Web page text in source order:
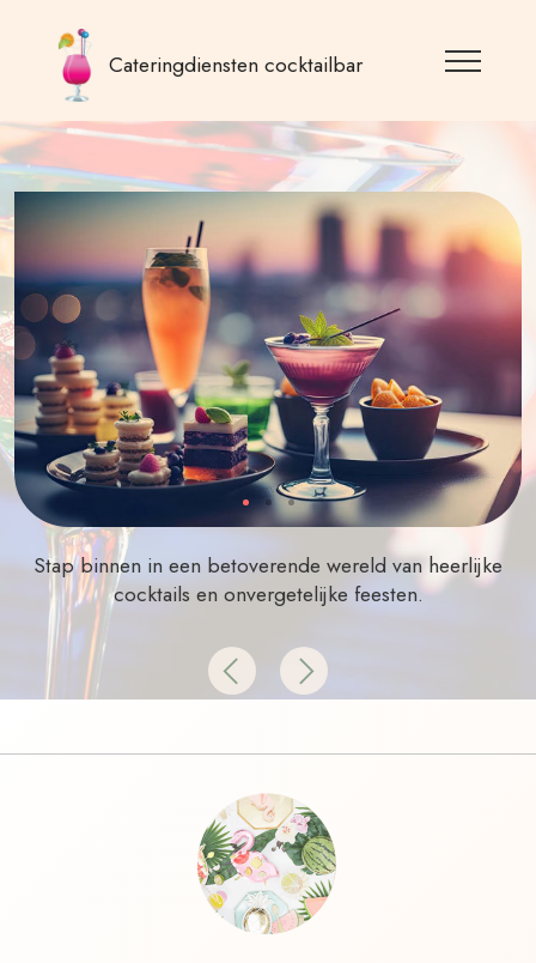
Cateringdiensten cocktailbar
Stap binnen in een betoverende wereld van heerlijke
cocktails en onvergetelijke feesten.
Previous
Next